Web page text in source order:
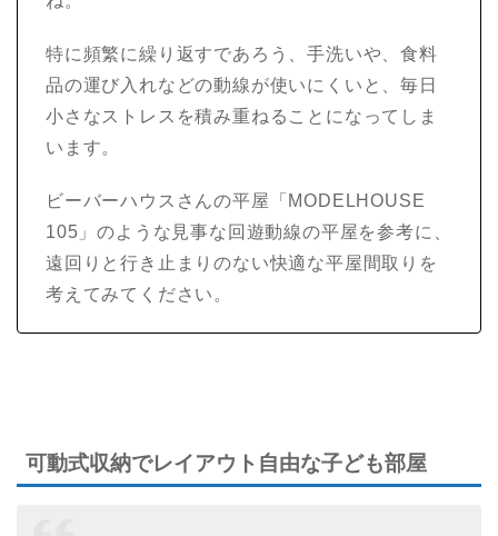
特に頻繁に繰り返すであろう、手洗いや、食料
品の運び入れなどの動線が使いにくいと、毎日
小さなストレスを積み重ねることになってしま
います。
ビーバーハウスさんの平屋「MODELHOUSE
105」のような見事な回遊動線の平屋を参考に、
遠回りと行き止まりのない快適な平屋間取りを
考えてみてください。
可動式収納でレイアウト自由な子ども部屋